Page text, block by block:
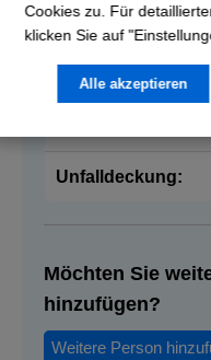
Unfalldeckung:
Möchten Sie
hinzufügen?
Weitere Person
Cookies zu. Für
klicken Sie auf
Alle akzeptieren